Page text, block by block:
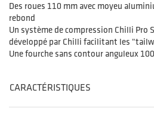
Des roues 110 mm avec moyeu
rebond
Un système de compression Chilli Pro
développé par Chilli facilitant les
Une fourche sans contour anguleux
CARACTÉRISTIQUES